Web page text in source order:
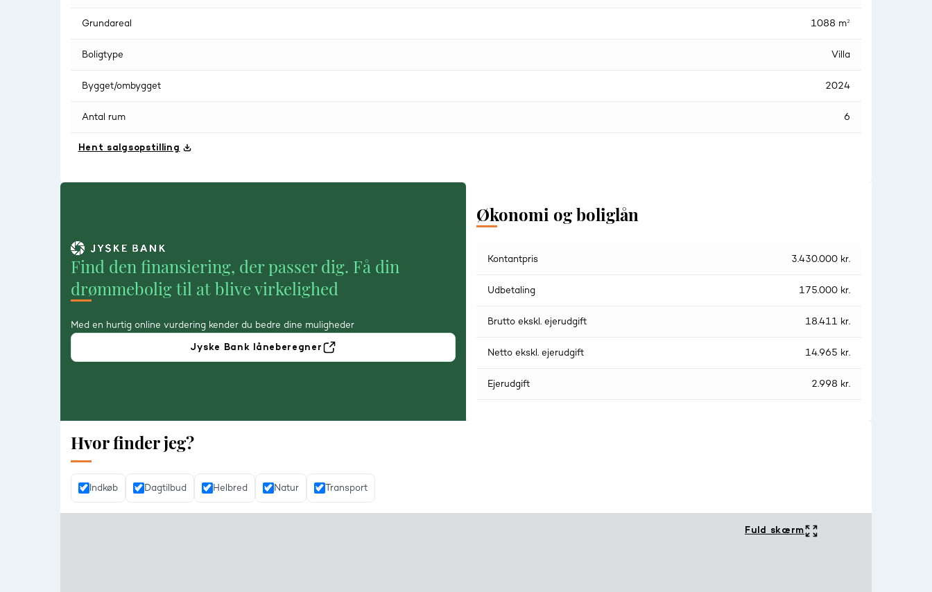
Grundareal 1088 m²
Boligtype Villa
Bygget/ombygget 2024
Antal rum 6
Hent salgsopstilling
Find den finansiering, der passer dig. Få din
drømmebolig til at blive virkelighed
Med en hurtig online vurdering kender du bedre dine muligheder
Jyske Bank låneberegner
Økonomi og boliglån
Kontantpris 3.430.000 kr.
Udbetaling 175.000 kr.
Brutto ekskl. ejerudgift 18.411 kr.
Netto ekskl. ejerudgift 14.965 kr.
Ejerudgift 2.998 kr.
Hvor finder jeg?
Indkøb Dagtilbud Helbred Natur Transport
Fuld skærm